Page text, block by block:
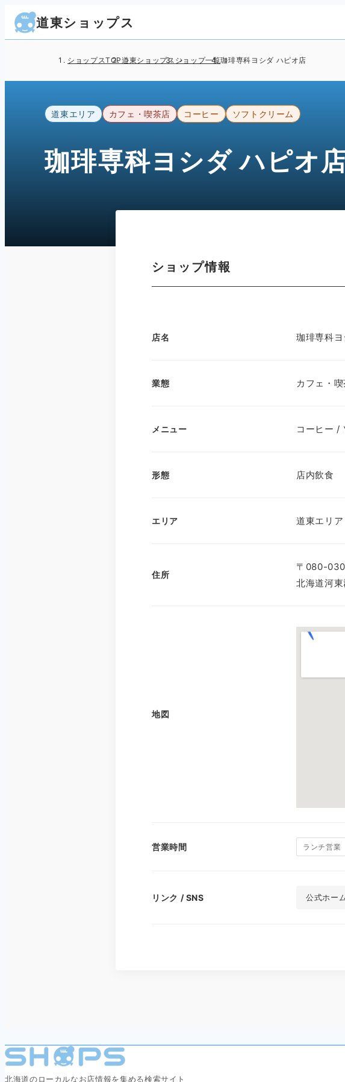
道東ショップス
ショップスTOP道東ショップス ショップ一覧珈琲専科ヨシダ ハピオ店
道東エリア カフェ・喫茶店 コーヒー ソフトクリーム
珈琲専科ヨシダ ハピオ
ショップ情報
店名 珈琲専科
業態 カフェ・
メニュー コーヒー /
形態 店内飲食
エリア 道東エリア
住所
〒080-
北海道河
地図
営業時間 ランチ営業
リンク / SNS 公式ホー
北海道のローカルなお店情報を集める検索サイト